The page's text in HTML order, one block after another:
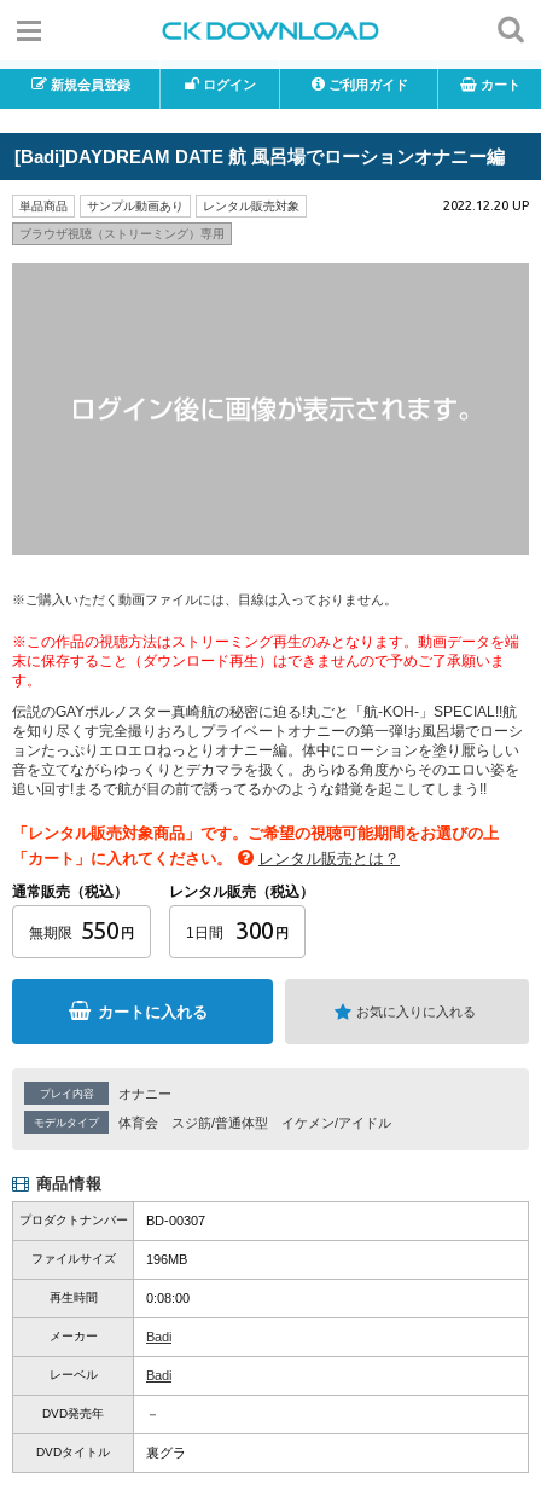
新規会員登録 ログイン ご利用ガイド カート
[Badi]DAYDREAM DATE 航 風呂場でローションオナニー編
単品商品 サンプル動画あり レンタル販売対象
ブラウザ視聴（ストリーミング）専用
2022.12.20 UP
※ご購入いただく動画ファイルには、目線は入っておりません。
※この作品の視聴方法はストリーミング再生のみとなります。動画データを端
末に保存すること（ダウンロード再生）はできませんので予めご了承願いま
す。
伝説のGAYポルノスター真崎航の秘密に迫る!丸ごと「航-KOH-」SPECIAL!!航
を知り尽くす完全撮りおろしプライベートオナニーの第一弾!お風呂場でローシ
ョンたっぷりエロエロねっとりオナニー編。体中にローションを塗り厭らしい
音を立てながらゆっくりとデカマラを扱く。あらゆる角度からそのエロい姿を
追い回す!まるで航が目の前で誘ってるかのような錯覚を起こしてしまう!!
「レンタル販売対象商品」です。ご希望の視聴可能期間をお選びの上
「カート」に入れてください。
レンタル販売とは？
通常販売（税込）
無期限 550 円
レンタル販売（税込）
1日間 300 円
カートに入れる お気に入りに入れる
プレイ内容 オナニー
モデルタイプ 体育会 スジ筋/普通体型 イケメン/アイドル
商品情報
プロダクトナンバー BD-00307
ファイルサイズ 196MB
再生時間 0:08:00
メーカー Badi
レーベル Badi
DVD発売年 －
DVDタイトル 裏グラ